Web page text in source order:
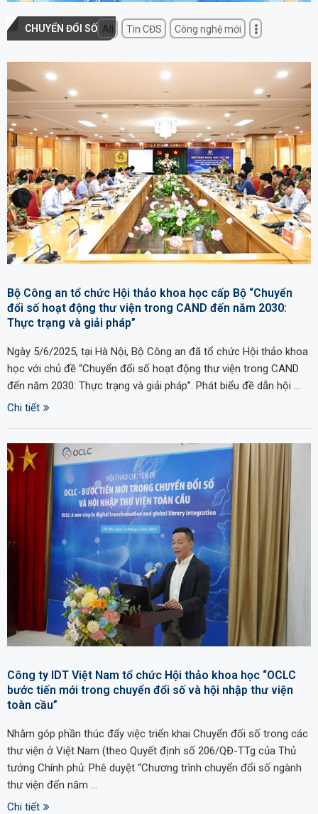
CHUYỂN ĐỔI SỐ All Tin CĐS Công nghệ mới
Bộ Công an tổ chức Hội thảo khoa học cấp Bộ “Chuyển
đổi số hoạt động thư viện trong CAND đến năm 2030:
Thực trạng và giải pháp”
Ngày 5/6/2025, tại Hà Nội, Bộ Công an đã tổ chức Hội thảo khoa
học với chủ đề “Chuyển đổi số hoạt động thư viện trong CAND
đến năm 2030: Thực trạng và giải pháp”. Phát biểu đề dẫn hội …
Chi tiết
Công ty IDT Việt Nam tổ chức Hội thảo khoa học “OCLC
bước tiến mới trong chuyển đổi số và hội nhập thư viện
toàn cầu”
Nhằm góp phần thúc đẩy việc triển khai Chuyển đối số trong các
thư viện ở Việt Nam (theo Quyết định số 206/QĐ-TTg của Thủ
tướng Chính phủ: Phê duyệt “Chương trình chuyển đổi số ngành
thư viện đến năm …
Chi tiết